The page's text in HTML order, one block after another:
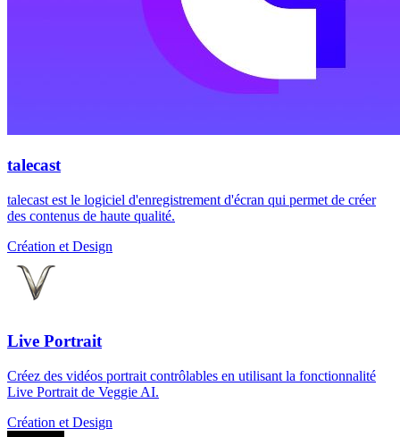
talecast
talecast est le logiciel d'enregistrement d'écran qui permet de créer
des contenus de haute qualité.
Création et Design
Live Portrait
Créez des vidéos portrait contrôlables en utilisant la fonctionnalité
Live Portrait de Veggie AI.
Création et Design